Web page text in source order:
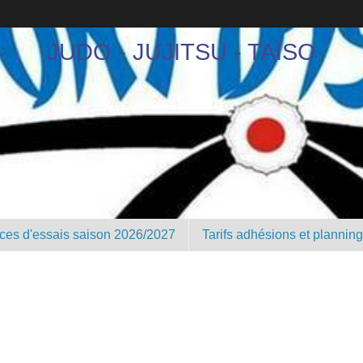
JUDO - JUJITSU - TAÏSO
d'essais saison 2026/2027 Tarifs adhésions et planning